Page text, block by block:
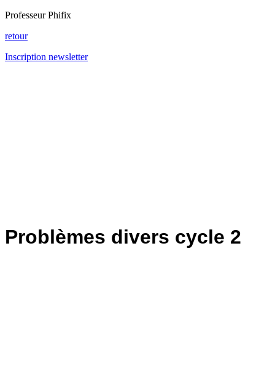
Professeur Phifix
retour
Inscription newsletter
Problèmes divers cycle 2